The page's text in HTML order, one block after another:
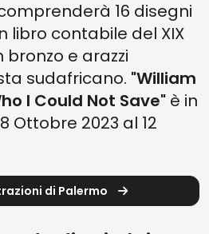
16 disegni
libro contabile del XIX
bronzo e arazzi
sudafricano. "William
I Could Not Save" è in
2023 al 12
di Palermo